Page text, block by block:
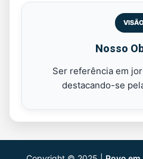
VISÃO
Nosso
Ser referência em
destacando-se